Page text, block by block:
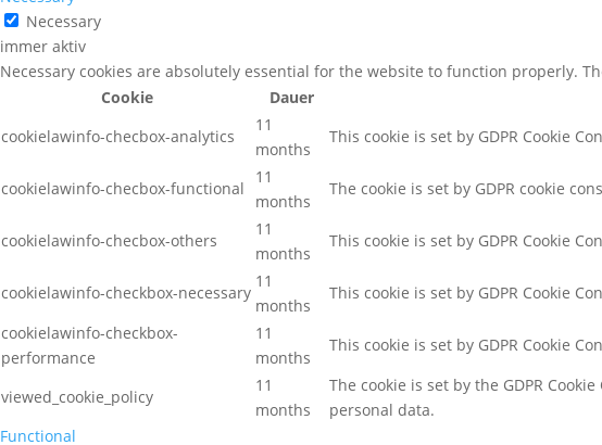
Necessary
immer aktiv
Necessary cookies are absolutely essential for the website to function properly.
Cookie
Dauer
cookielawinfo-checbox-analytics
11
months
This cookie is set by GDPR Cookie
cookielawinfo-checbox-functional
11
months
The cookie is set by GDPR cookie
cookielawinfo-checbox-others
11
months
This cookie is set by GDPR Cookie
cookielawinfo-checkbox-necessary
11
months
This cookie is set by GDPR Cookie
cookielawinfo-checkbox-
performance
11
months
This cookie is set by GDPR Cookie
viewed_cookie_policy
11
months
The cookie is set by the GDPR
personal data.
Functional